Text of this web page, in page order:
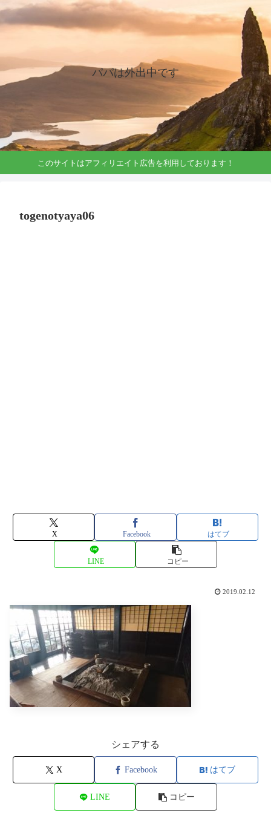
パパは外出中です
このサイトはアフィリエイト広告を利用しております！
togenotyaya06
X Facebook はてブ
LINE コピー
2019.02.12
シェアする
X Facebook はてブ
LINE コピー